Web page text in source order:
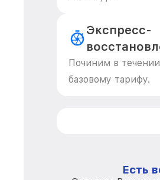
Экспресс-
Починим в течении
базовому тарифу.
Есть